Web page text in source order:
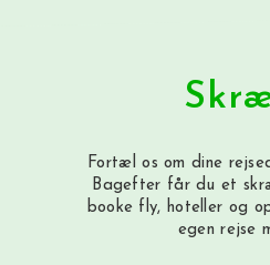
Fortæl os om dine
Bagefter får du et
booke fly, hoteller og
egen rejse